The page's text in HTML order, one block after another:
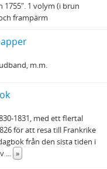
1755". 1 volym (i brun
frampärm
m.m.
1831, med ett flertal
för att resa till Frankrike
från den sista tiden i
... »